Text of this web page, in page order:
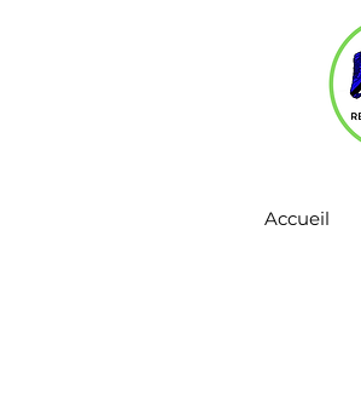
Accueil